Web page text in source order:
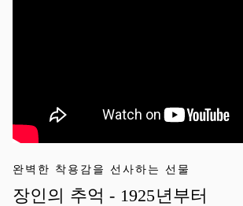
완벽한 착용감을 선사하는 선물
장인의 추억 - 1925년부터